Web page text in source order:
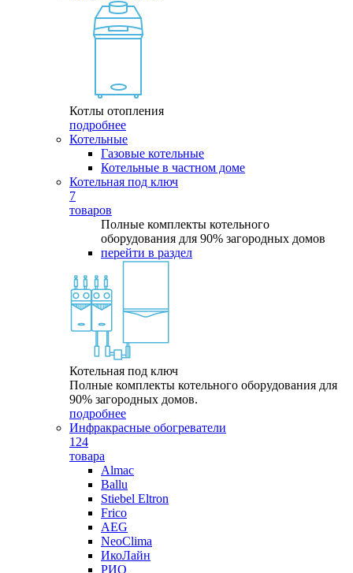
Котлы отопления
подробнее
Котельные
Газовые котельные
Котельные в частном доме
Котельная под ключ
7
товаров
Полные комплекты котельного
оборудования для 90% загородных домов
перейти в раздел
Котельная под ключ
Полные комплекты котельного оборудования для
90% загородных домов.
подробнее
Инфракрасные обогреватели
124
товара
Almac
Ballu
Stiebel Eltron
Frico
AEG
NeoClima
ИкоЛайн
РИО